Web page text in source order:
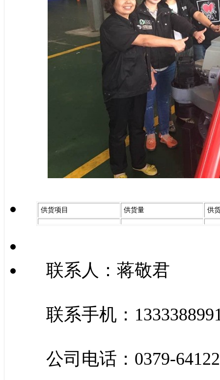
供货项目 供货量 供
联系人：蒋敬君
联系手机：
公司电话：0379-